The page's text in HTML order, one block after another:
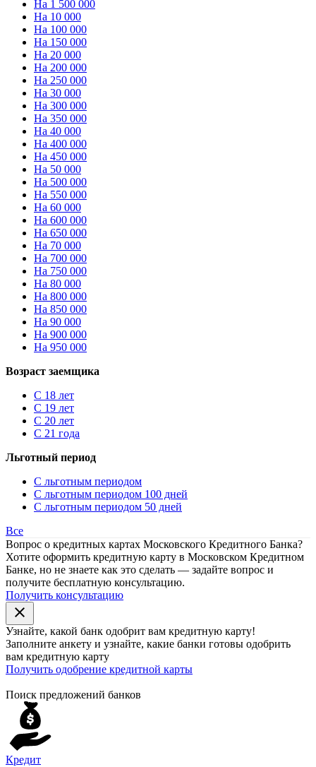
На 1 500 000
На 10 000
На 100 000
На 150 000
На 20 000
На 200 000
На 250 000
На 30 000
На 300 000
На 350 000
На 40 000
На 400 000
На 450 000
На 50 000
На 500 000
На 550 000
На 60 000
На 600 000
На 650 000
На 70 000
На 700 000
На 750 000
На 80 000
На 800 000
На 850 000
На 90 000
На 900 000
На 950 000
Возраст заемщика
С 18 лет
С 19 лет
С 20 лет
С 21 года
Льготный период
С льготным периодом
С льготным периодом 100 дней
С льготным периодом 50 дней
Все
Вопрос о кредитных картах Московского Кредитного Банка?
Хотите оформить кредитную карту в Московском Кредитном
Банке, но не знаете как это сделать — задайте вопрос и
получите бесплатную консультацию.
Получить консультацию
close
Узнайте, какой банк одобрит вам кредитную карту!
Заполните анкету и узнайте, какие банки готовы одобрить
вам кредитную карту
Получить одобрение кредитной карты
Поиск предложений банков
Кредит